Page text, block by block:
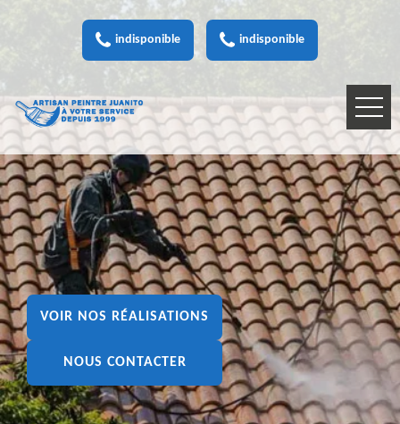
indisponible indisponible
VOIR NOS RÉALISATIONS
NOUS CONTACTER